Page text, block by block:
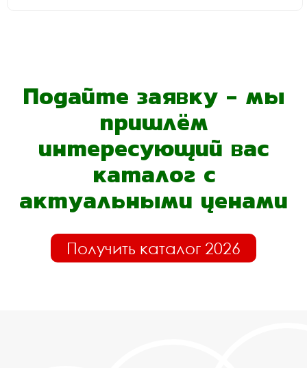
Подайте заявку - мы
пришлём
интересующий вас
каталог с
актуальными ценами
Получить каталог 2026